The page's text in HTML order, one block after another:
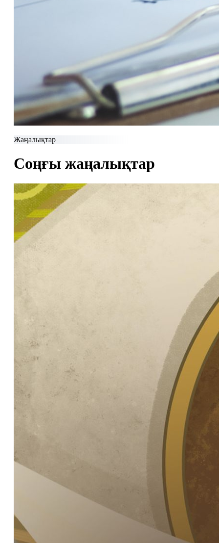
Жаңалықтар
Соңғы жаңалықтар